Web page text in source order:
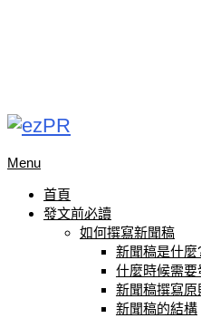
Menu
首頁
發文前必讀
如何撰寫新聞稿
新聞稿是什
什麼時候需要
新聞稿撰寫原
新聞稿的結構